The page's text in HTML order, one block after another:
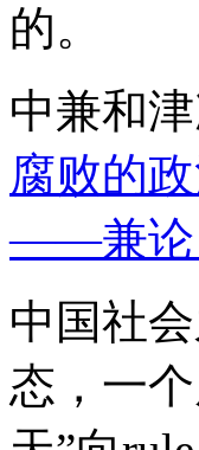
的。
中兼和
腐败的
——兼论
中国社
态，一